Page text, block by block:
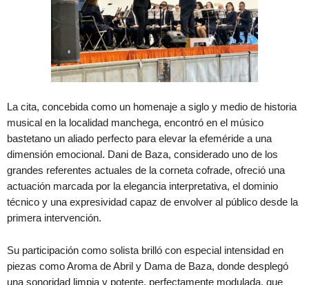
La cita, concebida como un homenaje a siglo y medio de historia
musical en la localidad manchega, encontró en el músico
bastetano un aliado perfecto para elevar la efeméride a una
dimensión emocional. Dani de Baza, considerado uno de los
grandes referentes actuales de la corneta cofrade, ofreció una
actuación marcada por la elegancia interpretativa, el dominio
técnico y una expresividad capaz de envolver al público desde la
primera intervención.
Su participación como solista brilló con especial intensidad en
piezas como Aroma de Abril y Dama de Baza, donde desplegó
una sonoridad limpia y potente, perfectamente modulada, que